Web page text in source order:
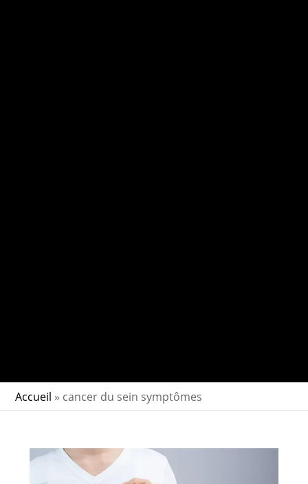
Accueil » cancer du sein symptômes